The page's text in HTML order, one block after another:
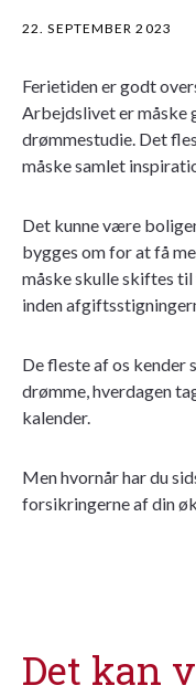
22. SEPTEMBER 2023
Ferietiden er godt
Arbejdslivet er måske
drømmestudie. Det
måske samlet
Det kunne være
bygges om for at få
måske skulle skiftes
inden
De fleste af os kender
drømme, hverdagen
kalender.
Men hvornår har du
forsikringerne af din
Det kan